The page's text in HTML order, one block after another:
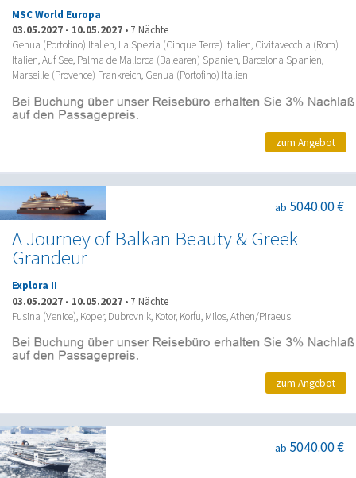
MSC World Europa
03.05.2027 - 10.05.2027 • 7 Nächte
Genua (Portofino) Italien, La Spezia (Cinque Terre) Italien, Civitavecchia (Rom)
Italien, Auf See, Palma de Mallorca (Balearen) Spanien, Barcelona Spanien,
Marseille (Provence) Frankreich, Genua (Portofino) Italien
zum Angebot
A Journey of Balkan Beauty & Greek
Grandeur
ab 5040.00 €
Explora II
03.05.2027 - 10.05.2027 • 7 Nächte
Fusina (Venice), Koper, Dubrovnik, Kotor, Korfu, Milos, Athen/Piraeus
zum Angebot
ab 5040.00 €